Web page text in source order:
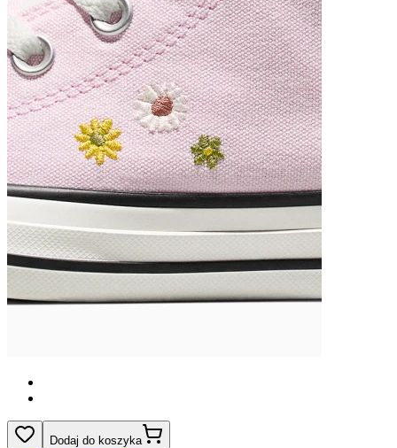
Dodaj do koszyka